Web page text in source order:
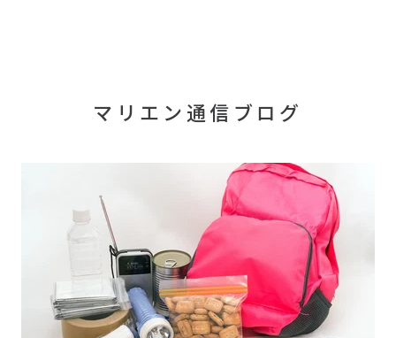
マリエン通信ブログ